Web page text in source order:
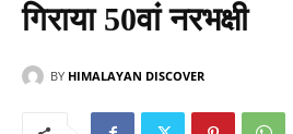
गिराया 50वां नरभक्षी
BY HIMALAYAN DISCOVER